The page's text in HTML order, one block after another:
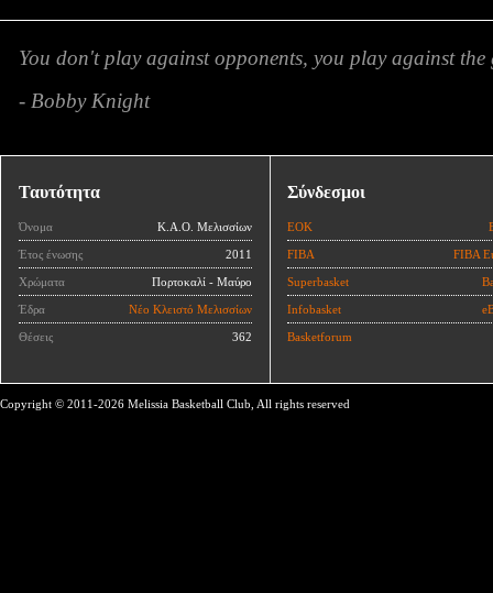
You don't play against opponents, you play against the
- Bobby Knight
Ταυτότητα
Όνομα Κ.Α.Ο. Μελισσίων
Έτος ένωσης 2011
Χρώματα Πορτοκαλί - Μαύρο
Έδρα Νέο Κλειστό Μελισσίων
Θέσεις 362
Σύνδεσμοι
ΕΟΚ
FIBA FIBA
Superbasket
Infobasket
Basketforum
Copyright © 2011-2026 Melissia Basketball Club, All rights reserved